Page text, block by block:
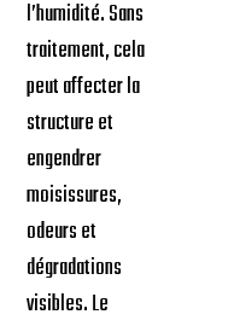
l’humidité. Sans
traitement, cela
peut affecter la
structure et
engendrer
moisissures,
odeurs et
dégradations
visibles. Le